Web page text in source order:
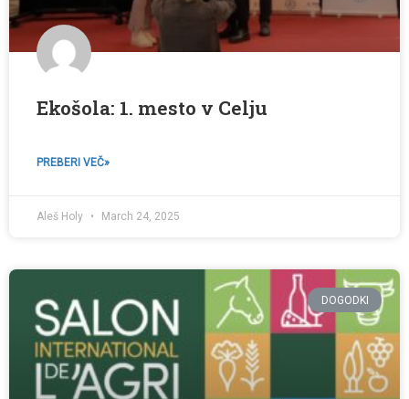
Ekošola: 1. mesto v Celju
PREBERI VEČ»
Aleš Holy March 24, 2025
DOGODKI